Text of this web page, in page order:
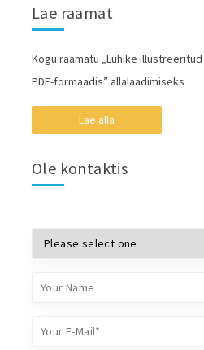
Lae raamat
Kogu raamatu „Lühike
PDF-formaadis” allalaadimiseks
Lae alla
Ole kontaktis